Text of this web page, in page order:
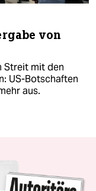
von
Streit mit den
US-Botschaften
aus.